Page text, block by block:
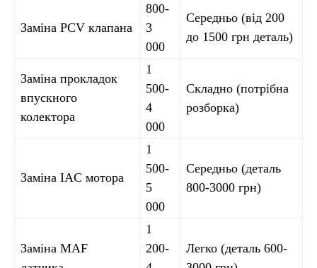
Заміна PCV клапана
800-
3
000
Середньо (від 200
до 1500 грн деталь)
Заміна прокладок
впускного
колектора
1
500-
4
000
Складно (потрібна
розборка)
Заміна IAC мотора
1
500-
5
000
Середньо (деталь
800-3000 грн)
Заміна MAF
1
200-
Легко (деталь 600-